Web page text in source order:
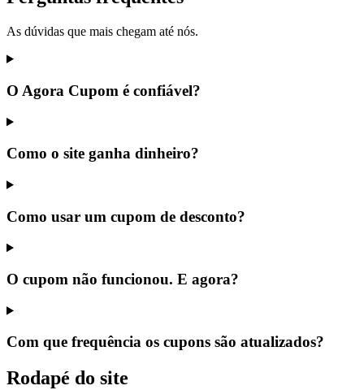
As dúvidas que mais chegam até nós.
O Agora Cupom é confiável?
Como o site ganha dinheiro?
Como usar um cupom de desconto?
O cupom não funcionou. E agora?
Com que frequência os cupons são atualizados?
Rodapé do site